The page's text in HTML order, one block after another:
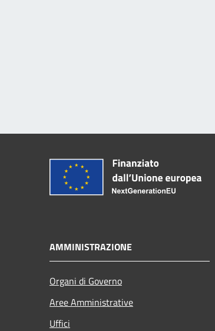
AMMINISTRAZIONE
Organi di Governo
Aree Amministrative
Uffici